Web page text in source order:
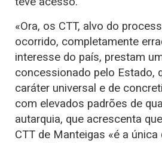
«Ora, os CTT, alvo do
ocorrido, completamente
interesse do país, prestam
concessionado pelo Estado,
caráter universal e de
com elevados padrões de
autarquia, que acrescenta
CTT de Manteigas «é a única